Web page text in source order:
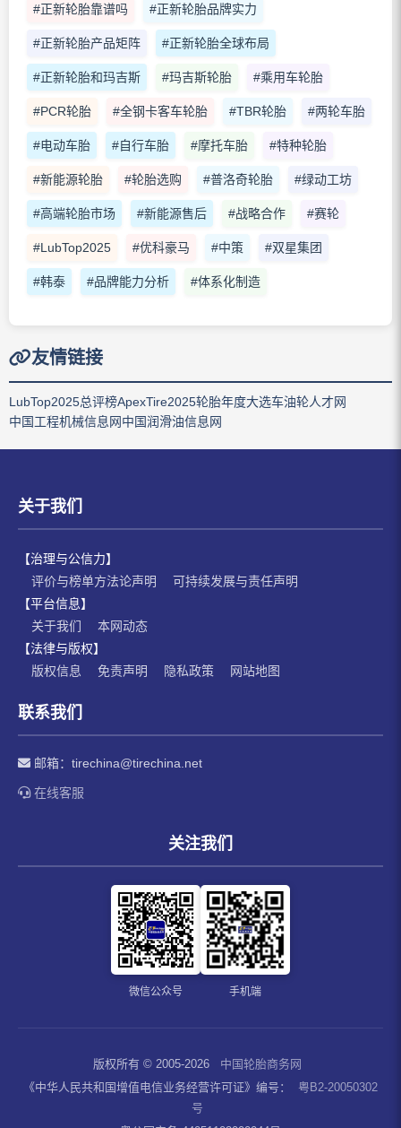
#正新轮胎靠谱吗 #正新轮胎品牌实力
#正新轮胎产品矩阵 #正新轮胎全球布局
#正新轮胎和玛吉斯 #玛吉斯轮胎 #乘用车轮胎
#PCR轮胎 #全钢卡客车轮胎 #TBR轮胎 #两轮车胎
#电动车胎 #自行车胎 #摩托车胎 #特种轮胎
#新能源轮胎 #轮胎选购 #普洛奇轮胎 #绿动工坊
#高端轮胎市场 #新能源售后 #战略合作 #赛轮
#LubTop2025 #优科豪马 #中策 #双星集团
#韩泰 #品牌能力分析 #体系化制造
友情链接
LubTop2025总评榜ApexTire2025轮胎年度大选车油轮人才网
中国工程机械信息网中国润滑油信息网
关于我们
【治理与公信力】
评价与榜单方法论声明
可持续发展与责任声明
【平台信息】
关于我们
本网动态
【法律与版权】
版权信息
免责声明 隐私政策 网站地图
联系我们
邮箱： tirechina@tirechina.net
在线客服
关注我们
微信公众号 手机端
版权所有 © 2005-2026
中国轮胎商务网
《中华人民共和国增值电信业务经营许可证》编号：
粤B2-20050302
号